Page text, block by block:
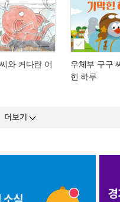
와 커다란 어
우체부 구구
힌 하루
더보기